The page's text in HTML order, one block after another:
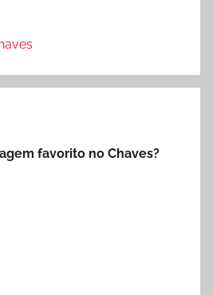
favorito no Chaves?